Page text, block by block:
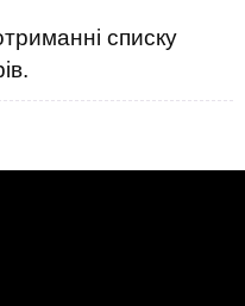
списку